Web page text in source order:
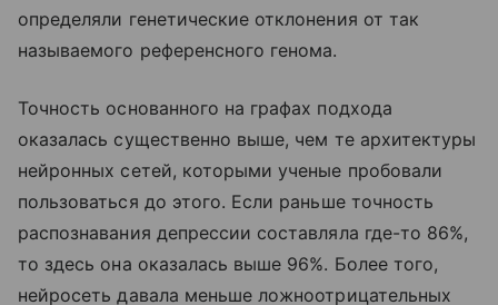
определяли генетические отклонения от так
называемого референсного генома.
Точность основанного на графах подхода
оказалась существенно выше, чем те архитектуры
нейронных сетей, которыми ученые пробовали
пользоваться до этого. Если раньше точность
распознавания депрессии составляла где-то 86%,
то здесь она оказалась выше 96%. Более того,
нейросеть давала меньше ложноотрицательных